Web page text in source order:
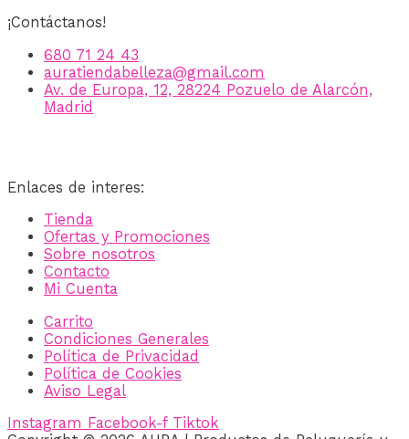
¡Contáctanos!
680 71 24 43
auratiendabelleza@gmail.com
Av. de Europa, 12, 28224 Pozuelo de Alarcón,
Madrid
Enlaces de interes:
Tienda
Ofertas y Promociones
Sobre nosotros
Contacto
Mi Cuenta
Carrito
Condiciones Generales
Política de Privacidad
Política de Cookies
Aviso Legal
Instagram Facebook-f Tiktok